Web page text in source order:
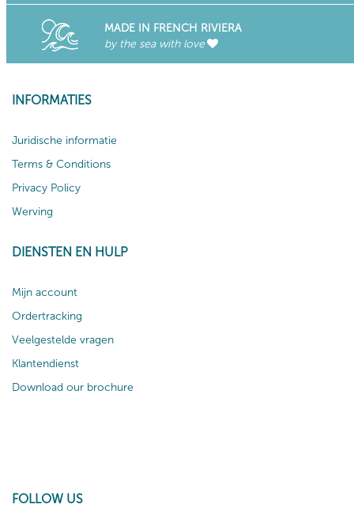
MADE IN FRENCH RIVIERA
by the sea with love
INFORMATIES
Juridische informatie
Terms & Conditions
Privacy Policy
Werving
DIENSTEN EN HULP
Mijn account
Ordertracking
Veelgestelde vragen
Klantendienst
Download our brochure
FOLLOW US